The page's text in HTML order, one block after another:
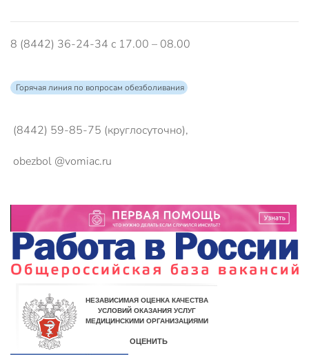
8 (8442) 36-24-34 с 17.00 – 08.00
Горячая линия по вопросам обезболивания
(8442) 59-85-75 (круглосуточно),
obezbol @vomiac.ru